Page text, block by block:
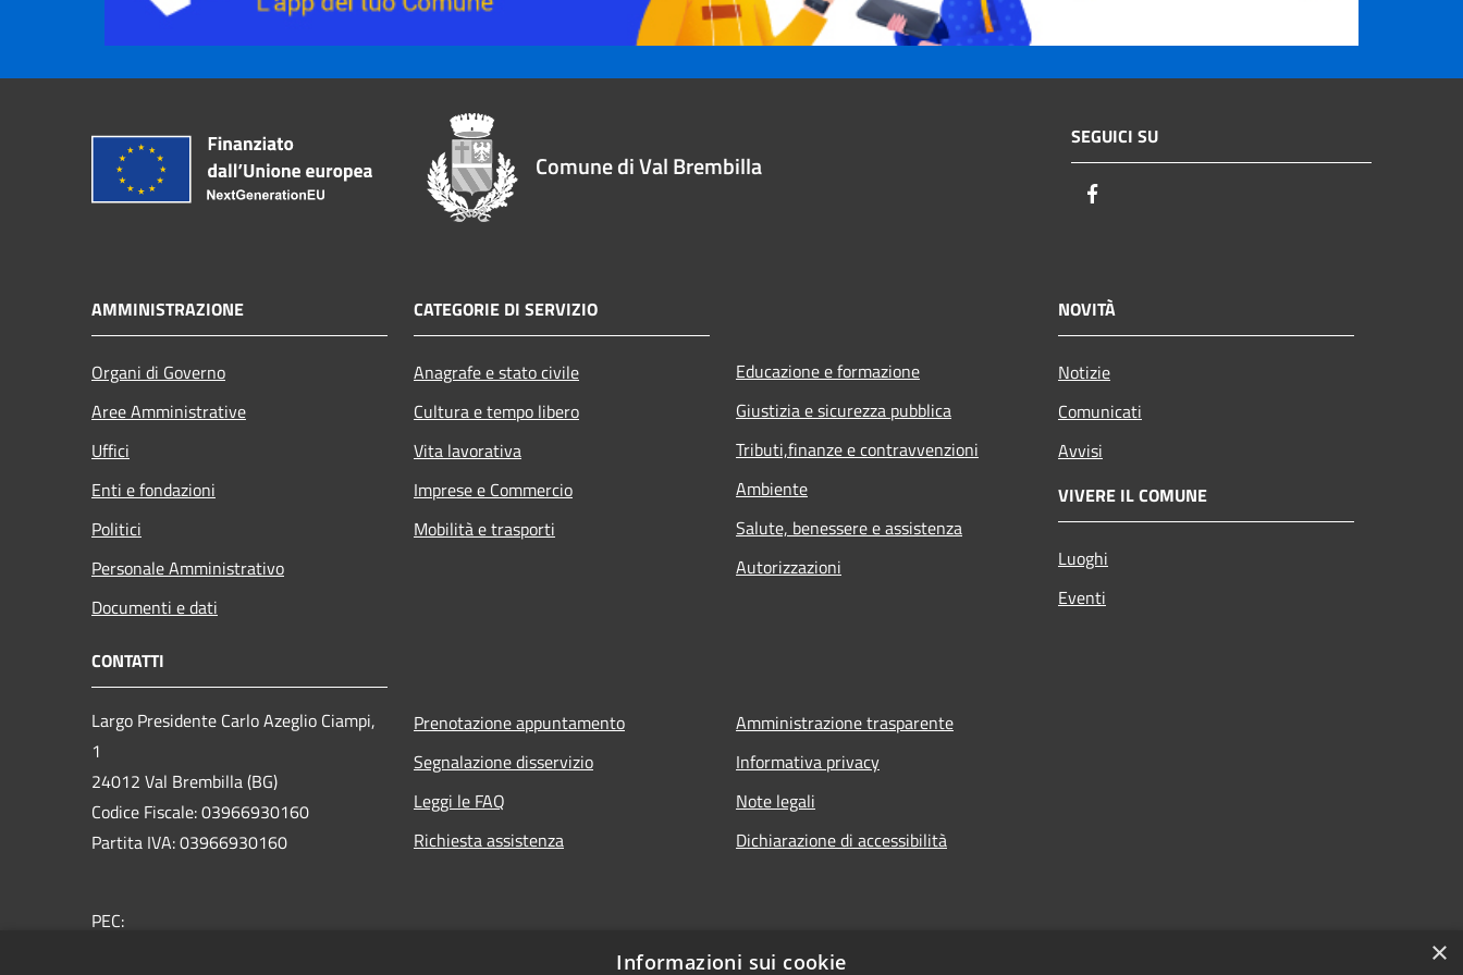
Comune di Val Brembilla
SEGUICI SU
AMMINISTRAZIONE
Organi di Governo
Aree Amministrative
Uffici
Enti e fondazioni
Politici
Personale Amministrativo
Documenti e dati
CATEGORIE DI SERVIZIO
Anagrafe e stato civile
Cultura e tempo libero
Vita lavorativa
Imprese e Commercio
Mobilità e trasporti
Educazione e formazione
Giustizia e sicurezza pubblica
Tributi,finanze e contravvenzioni
Ambiente
Salute, benessere e assistenza
Autorizzazioni
NOVITÀ
Notizie
Comunicati
Avvisi
VIVERE IL COMUNE
Luoghi
Eventi
CONTATTI
Largo Presidente Carlo Azeglio Ciampi,
1
24012 Val Brembilla (BG)
Codice Fiscale: 03966930160
Partita IVA: 03966930160
PEC:
Prenotazione appuntamento
Segnalazione disservizio
Leggi le FAQ
Richiesta assistenza
Amministrazione trasparente
Informativa privacy
Note legali
Dichiarazione di accessibilità
×
Informazioni sui cookie